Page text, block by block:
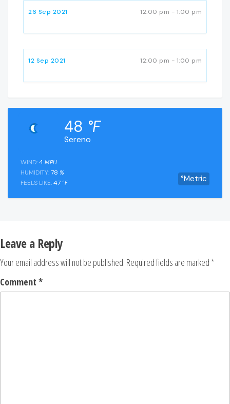
12 Sep 2021 12:00 pm - 1:00 pm
26 Sep 2021 12:00 pm - 1:00 pm
Sereno
48 °F
°Metric
WIND:4 MPH
HUMIDITY:78 %
FEELS LIKE:47 °F
Leave a Reply
Your email address will not be published. Required fields are marked *
Comment *